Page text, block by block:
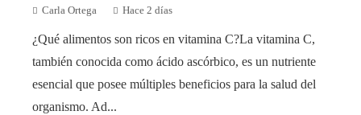
Carla Ortega Hace 2 días
¿Qué alimentos son ricos en vitamina C?La vitamina C,
también conocida como ácido ascórbico, es un nutriente
esencial que posee múltiples beneficios para la salud del
organismo. Ad...